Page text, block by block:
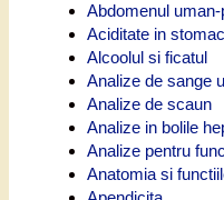
Abdomenul
Aciditate in stomac
Alcoolul si ficatul
Analize de sange
Analize de scaun
Analize in bolile
Analize pentru
Anatomia si